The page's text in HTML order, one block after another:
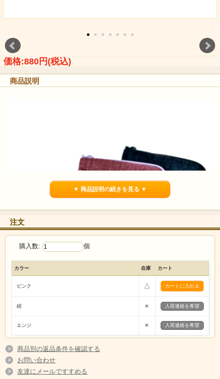
価格:880円(税込)
商品説明
「おねがい」さるぼぼの刺繍がとっても可愛い、小さめ
花柄ポーチ！
両手を合わせて幸せを願っている、さるぼぼちゃんがとってもキュー
ト。前面には優しい花柄のポケット付きです。片面横まで開くL字型のフ
ァスナーは、出し入れしやすくカードケースとしても使いやすいです。
カードは10枚以上収納できます。
▼ 商品説明の続きを見る ▼
注文
購入数: 個
カラー 在庫 カート
ピンク △
紺 × 入荷連絡を希望
エンジ × 入荷連絡を希望
商品別の返品条件を確認する
お問い合わせ
友達にメールですすめる